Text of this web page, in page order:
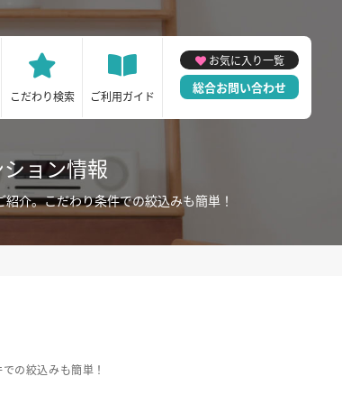
こだわり検索 ご利用ガイド
お気に入り一覧
総合お問い合わせ
ョン情報
介。こだわり条件での絞込みも簡単！
の絞込みも簡単！